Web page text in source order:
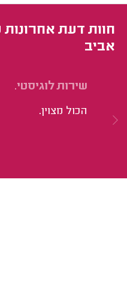
חוות דעת
אביב
שירות לוגיסטי.
הכול מצוין.